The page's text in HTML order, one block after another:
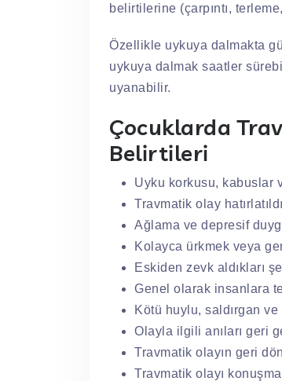
belirtilerine (çarpıntı,
Özellikle uykuya dalmakta
uykuya dalmak saatler
uyanabilir.
Çocuklarda
Belirtileri
Uyku korkusu, kabuslar
Travmatik olay
Ağlama ve depresif
Kolayca ürkmek veya
Eskiden zevk aldıkları
Genel olarak insanlara
Kötü huylu, saldırgan
Olayla ilgili anıları geri
Travmatik olayın geri
Travmatik olayı